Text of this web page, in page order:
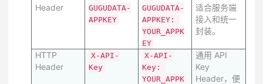
Header
GUGUDATA-
APPKEY
GUGUDATA-
APPKEY:
YOUR_APPK
EY
适合服务端
接入和统一
封装。
HTTP
Header
X-API-
Key
X-API-
Key:
YOUR_APPK
通用 API
Key
Header，便